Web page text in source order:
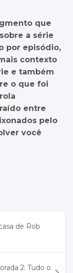
que
a série
por episódio,
contexto
e também
o que foi
entre
pelo
você
de Rob
2: Tudo o